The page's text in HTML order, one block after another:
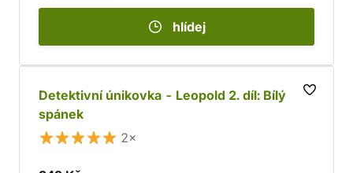
hlídej
Detektivní únikovka - Leopold 2. díl: Bílý
spánek
2×